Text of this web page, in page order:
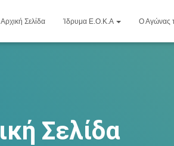
Αρχική Σελίδα Ίδρυμα Ε.Ο.Κ.Α Ο Αγώνας
Σελίδα